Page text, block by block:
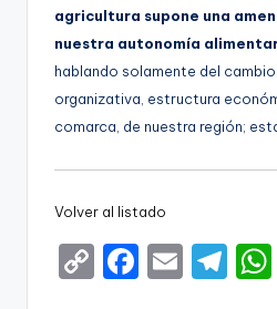
agricultura supone una
nuestra autonomía
hablando solamente del
organizativa, estructura
comarca, de nuestra región;
Volver al listado
C F
E
T